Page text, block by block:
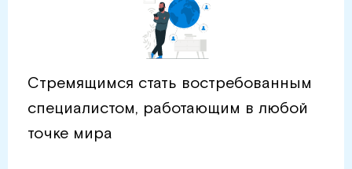
Стремящимся стать востребованным
специалистом, работающим в любой
точке мира